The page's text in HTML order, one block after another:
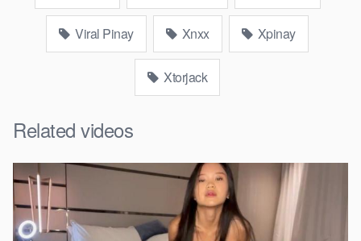
Viral Pinay Xnxx Xpinay
Xtorjack
Related videos